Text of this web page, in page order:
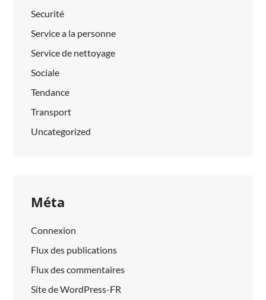
Securité
Service a la personne
Service de nettoyage
Sociale
Tendance
Transport
Uncategorized
Méta
Connexion
Flux des publications
Flux des commentaires
Site de WordPress-FR